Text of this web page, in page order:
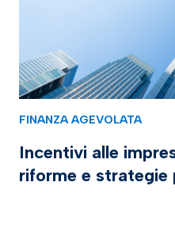
FINANZA AGEVOLATA
Incentivi alle
riforme e